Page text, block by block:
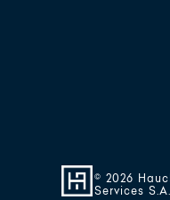
© 2026
Services S.A.